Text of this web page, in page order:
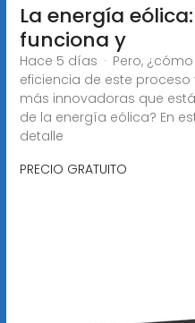
La energía
funciona y
Hace 5 días · Pero,
eficiencia de este
más innovadoras que
de la energía eólica? En
detalle
PRECIO GRATUITO